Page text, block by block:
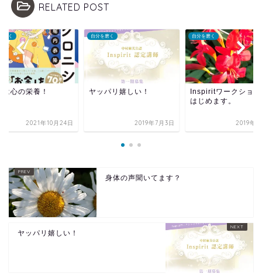
RELATED POST
磨く
は心の栄養！
2021年10月24日
自分を磨く
ヤッパリ嬉しい！
2019年7月3日
自分を磨く
Inspiritワークショ
はじめます。
2019年7
身体の声聞いてます？
ヤッパリ嬉しい！